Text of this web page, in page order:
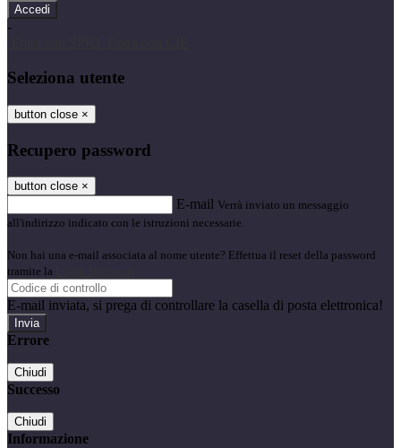
-
Seleziona utente
button close ×
Recupero password
button close ×
E-mail Verrà inviato un messaggio
all'indirizzo indicato con le istruzioni necessarie.
Non hai una e-mail associata al nome utente? Effettua il reset della password
tramite la
E-mail inviata, si prega di controllare la casella di posta elettronica!
Errore
Chiudi
Successo
Chiudi
Informazione